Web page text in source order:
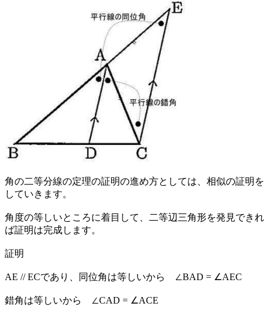
角の二等分線の定理の証明の進め方としては、相似の証明を
していきます。
角度の等しいところに着目して、二等辺三角形を発見できれ
ば証明は完成します。
証明
AE // ECであり、同位角は等しいから ∠BAD = ∠AEC
錯角は等しいから ∠CAD = ∠ACE